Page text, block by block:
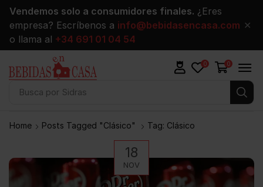
Vendemos solo a consumidores finales. ¿Eres
empresa? Escríbenos a info@bebidasencasa.com
o llama al +34 691 01 04 54
✕
Busca por Sidras
0 0
Home Posts Tagged "clásico" Tag: Clásico
18
NOV